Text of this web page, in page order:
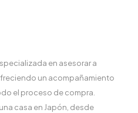
en asesorar a
un acompañamiento
el proceso de compra.
casa en Japón, desde